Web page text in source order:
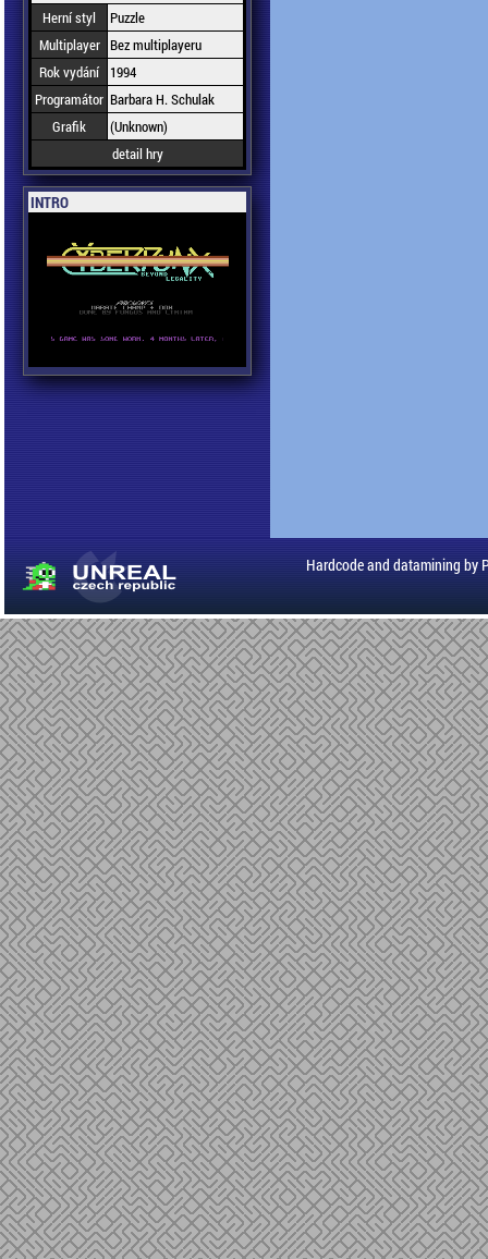
Herní styl
Puzzle
Multiplayer Bez multiplayeru
Rok vydání
1994
Programátor Barbara H. Schulak
Grafik
(Unknown)
detail hry
INTRO
Hardcode and datamining by